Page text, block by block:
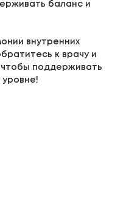
баланс и
внутренних
к врачу и
поддерживать